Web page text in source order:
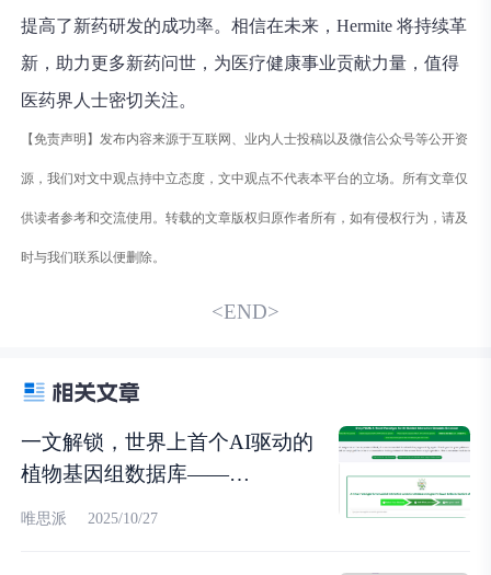
提高了新药研发的成功率。相信在未来，Hermite 将持续革
新，助力更多新药问世，为医疗健康事业贡献力量，值得
医药界人士密切关注。
【免责声明】发布内容来源于互联网、业内人士投稿以及微信公众号等公开资
源，我们对文中观点持中立态度，文中观点不代表本平台的立场。所有文章仅
供读者参考和交流使用。转载的文章版权归原作者所有，如有侵权行为，请及
时与我们联系以便删除。
<END>
一文解锁，世界上首个AI驱动的
植物基因组数据库——
DeepPGDB！
唯思派 2025/10/27